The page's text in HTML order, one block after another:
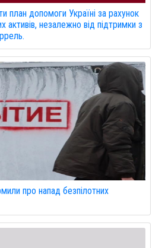
план допомоги Україні за рахунок
активів, незалежно від підтримки з
про напад безпілотних